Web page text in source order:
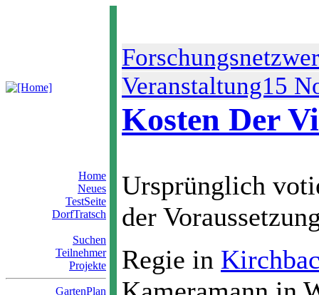
Veranstaltung15
Kosten Der
Home
Neues
TestSeite
DorfTratsch
Suchen
Teilnehmer
Projekte
GartenPlan
Ursprünglich
der
Regie in